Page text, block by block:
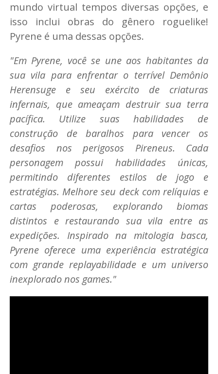
mundo virtual tempos diversas opções, e
isso inclui obras do gênero roguelike!
Pyrene é uma dessas opções.
"Em Pyrene, você se une aos habitantes da
sua vila para enfrentar o terrível Demônio
Herensuge e seu exército de criaturas
infernais, que ameaçam destruir sua terra
pacífica. Utilize suas habilidades de
construção de baralhos para vencer os
desafios nos perigosos Pireneus. Cada
personagem possui habilidades únicas,
permitindo diferentes estilos de jogo e
estratégias. Melhore seu deck com relíquias e
cartas poderosas, explorando biomas
distintos e restaurando sua vila entre as
expedições. Inspirado na mitologia basca,
Pyrene oferece uma experiência estratégica
com grande replayabilidade e um universo
inexplorado nos games."